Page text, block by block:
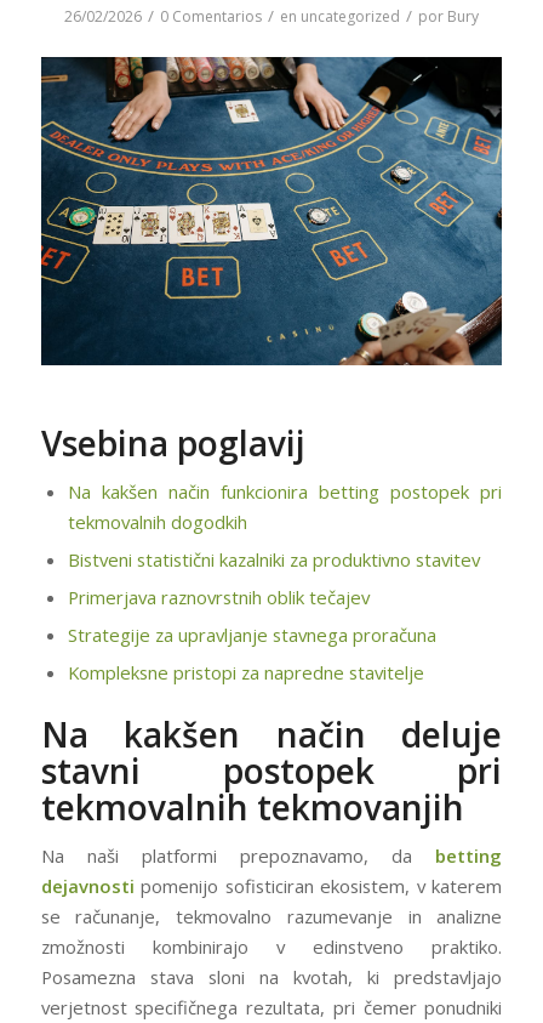
26/02/2026 / 0 Comentarios / en uncategorized / por Bury
Vsebina poglavij
Na kakšen način funkcionira betting postopek pri
tekmovalnih dogodkih
Bistveni statistični kazalniki za produktivno stavitev
Primerjava raznovrstnih oblik tečajev
Strategije za upravljanje stavnega proračuna
Kompleksne pristopi za napredne stavitelje
Na kakšen način deluje
stavni postopek pri
tekmovalnih tekmovanjih
Na naši platformi prepoznavamo, da betting
dejavnosti pomenijo sofisticiran ekosistem, v katerem
se računanje, tekmovalno razumevanje in analizne
zmožnosti kombinirajo v edinstveno praktiko.
Posamezna stava sloni na kvotah, ki predstavljajo
verjetnost specifičnega rezultata, pri čemer ponudniki